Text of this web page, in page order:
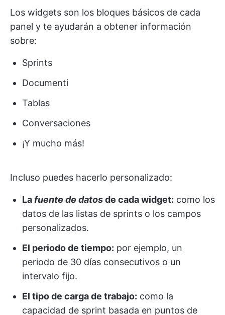
Los widgets son los bloques básicos de cada
panel y te ayudarán a obtener información
sobre:
Sprints
Documenti
Tablas
Conversaciones
¡Y mucho más!
Incluso puedes hacerlo personalizado:
La fuente de datosde cada widget: como los
datos de las listas de sprints o los campos
personalizados.
El periodo de tiempo: por ejemplo, un
periodo de 30 días consecutivos o un
intervalo fijo.
El tipo de carga de trabajo: como la
capacidad de sprint basada en puntos de